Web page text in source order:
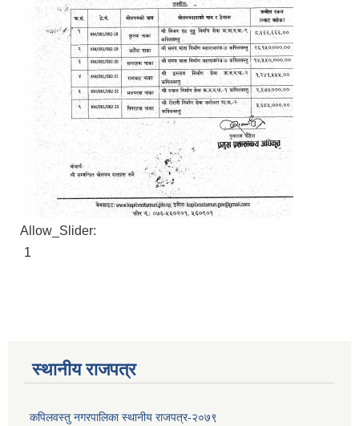
Allow_Slider:
1
स्थानीय राजपत्र
कपिलवस्तु नगरपालिका स्थानीय राजपत्र-२०७९